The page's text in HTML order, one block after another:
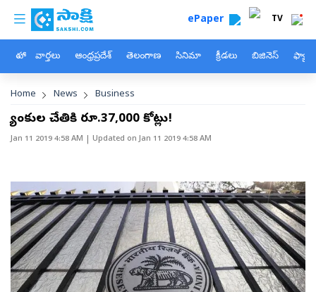
Skip to main content
custom menu ePaper TV
హోం వార్తలు ఆంధ్రప్రదేశ్ తెలంగాణ సినిమా క్రీడలు బిజినెస్
Breadcrumb
Home News Business
బ్యాంకుల చేతికి రూ.37,000 కోట్లు!
Jan 11 2019 4:58 AM | Updated onJan 11 2019 4:58 AM